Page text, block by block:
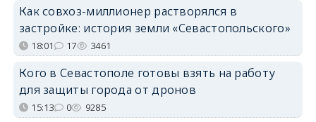
Как совхоз-миллионер растворялся в
застройке: история земли «Севастопольского»
18:01 17 3461
Кого в Севастополе готовы взять на работу
для защиты города от дронов
15:13 0 9285